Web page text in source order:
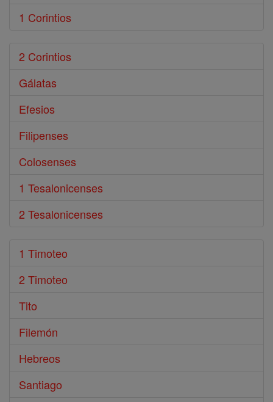
1 Corintios
2 Corintios
Gálatas
Efesios
Filipenses
Colosenses
1 Tesalonicenses
2 Tesalonicenses
1 Timoteo
2 Timoteo
Tito
Filemón
Hebreos
Santiago